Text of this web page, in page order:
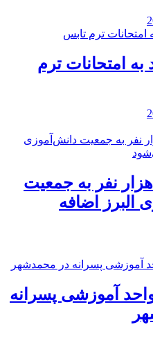
امتحانات ترم
️سالانه ۱۲ هزار نفر به جمعیت
البرز اضافه
واحد آموزشی پسرانه